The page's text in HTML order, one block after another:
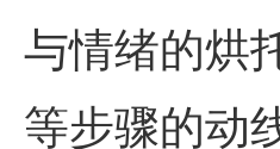
与情绪的烘
等步骤的动